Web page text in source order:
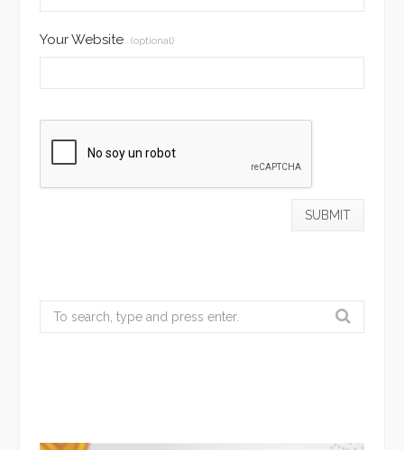
Your Website (optional)
Search
for: